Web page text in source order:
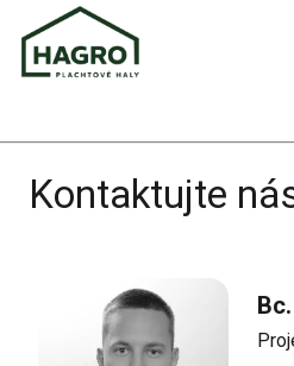
Kontaktujte